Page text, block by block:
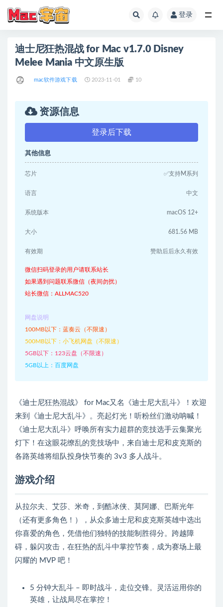
登录
迪士尼狂热混战 for Mac v1.7.0 Disney
Melee Mania 中文原生版
mac软件游戏下载 2023-11-01 10
资源信息
登录后下载
其他信息
芯片 ✅支持M系列
语言 中文
系统版本 macOS 12+
大小 681.56 MB
有效期 赞助后后永久有效
微信扫码登录的用户请联系站长
如果遇到问题联系微信（夜间勿扰）
站长微信：ALLMAC520
网盘说明
100MB以下：蓝奏云（不限速）
500MB以下：小飞机网盘（不限速）
5GB以下：123云盘（不限速）
5GB以上：百度网盘
《迪士尼狂热混战》 for Mac又名《迪士尼大乱斗》！欢迎
来到《迪士尼大乱斗》。亮起灯光！听粉丝们激动呐喊！
《迪士尼大乱斗》呼唤所有实力超群的竞技选手云集聚光
灯下！在这眼花缭乱的竞技场中，来自迪士尼和皮克斯的
各路英雄将组队投身快节奏的 3v3 多人战斗。
游戏介绍
从拉尔夫、艾莎、米奇，到酷冰侠、莫阿娜、巴斯光年
（还有更多角色！），从众多迪士尼和皮克斯英雄中选出
你喜爱的角色，凭借他们独特的技能制胜得分。跨越障
碍，躲闪攻击，在狂热的乱斗中掌控节奏，成为赛场上最
闪耀的 MVP 吧！
5 分钟大乱斗 – 即时战斗，走位交锋。灵活运用你的
英雄，让战局尽在掌控！